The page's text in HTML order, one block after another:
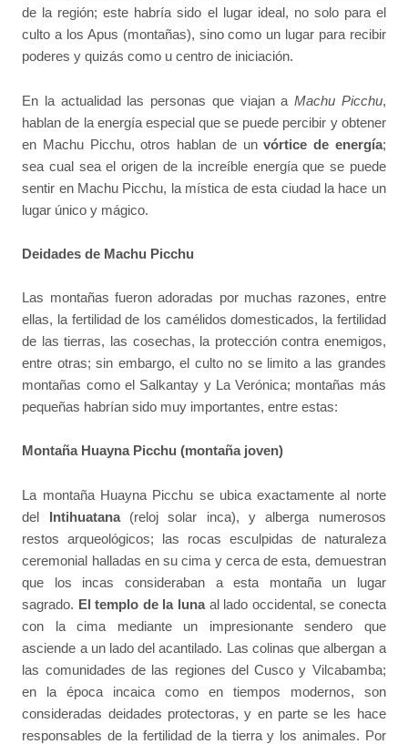
de la región; este habría sido el lugar ideal, no solo para el
culto a los Apus (montañas), sino como un lugar para recibir
poderes y quizás como u centro de iniciación.
En la actualidad las personas que viajan aMachu Picchu,
hablan de la energía especial que se puede percibir y obtener
en Machu Picchu, otros hablan de unvórtice de energía;
sea cual sea el origen de la increíble energía que se puede
sentir en Machu Picchu, la mística de esta ciudad la hace un
lugar único y mágico.
Deidades de Machu Picchu
Las montañas fueron adoradas por muchas razones, entre
ellas, la fertilidad de los camélidos domesticados, la fertilidad
de las tierras, las cosechas, la protección contra enemigos,
entre otras; sin embargo, el culto no se limito a las grandes
montañas como el Salkantay y La Verónica; montañas más
pequeñas habrían sido muy importantes, entre estas:
Montaña Huayna Picchu (montaña joven)
La montaña Huayna Picchu se ubica exactamente al norte
del Intihuatana(reloj solar inca), y alberga numerosos
restos arqueológicos; las rocas esculpidas de naturaleza
ceremonial halladas en su cima y cerca de esta, demuestran
que los incas consideraban a esta montaña un lugar
sagrado. El templo de la lunaal lado occidental, se conecta
con la cima mediante un impresionante sendero que
asciende a un lado del acantilado. Las colinas que albergan a
las comunidades de las regiones del Cusco y Vilcabamba;
en la época incaica como en tiempos modernos, son
consideradas deidades protectoras, y en parte se les hace
responsables de la fertilidad de la tierra y los animales. Por